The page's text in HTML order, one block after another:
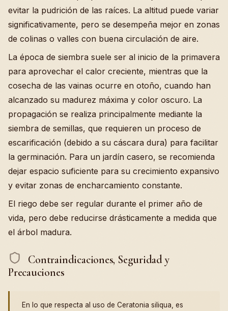
evitar la pudrición de las raíces. La altitud puede variar
significativamente, pero se desempeña mejor en zonas
de colinas o valles con buena circulación de aire.
La época de siembra suele ser al inicio de la primavera
para aprovechar el calor creciente, mientras que la
cosecha de las vainas ocurre en otoño, cuando han
alcanzado su madurez máxima y color oscuro. La
propagación se realiza principalmente mediante la
siembra de semillas, que requieren un proceso de
escarificación (debido a su cáscara dura) para facilitar
la germinación. Para un jardín casero, se recomienda
dejar espacio suficiente para su crecimiento expansivo
y evitar zonas de encharcamiento constante.
El riego debe ser regular durante el primer año de
vida, pero debe reducirse drásticamente a medida que
el árbol madura.
Contraindicaciones, Seguridad y
Precauciones
En lo que respecta al uso de Ceratonia siliqua, es